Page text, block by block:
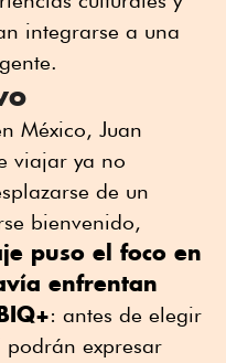
integrarse a una
México, Juan
viajar ya no
de un
bienvenido,
puso el foco en
enfrentan
: antes de elegir
podrán expresar